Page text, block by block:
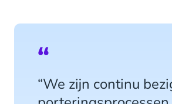
“We zijn continu